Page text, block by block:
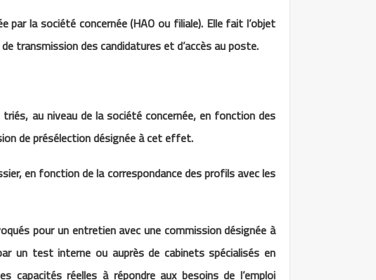
la société concernée (HAO ou filiale). Elle fait l’objet
transmission des candidatures et d’accès au poste.
au niveau de la société concernée, en fonction des
de présélection désignée à cet effet.
en fonction de la correspondance des profils avec les
pour un entretien avec une commission désignée à
un test interne ou auprès de cabinets spécialisés en
capacités réelles à répondre aux besoins de l’emploi